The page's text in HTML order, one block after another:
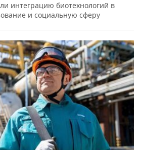
интеграцию биотехнологий в
и социальную сферу